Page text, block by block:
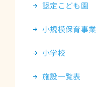
認定こども園
小規模保育事業
小学校
施設一覧表